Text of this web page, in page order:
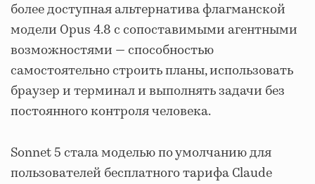
более доступная альтернатива флагманской
модели Opus 4.8 с сопоставимыми агентными
возможностями — способностью
самостоятельно строить планы, использовать
браузер и терминал и выполнять задачи без
постоянного контроля человека.
Sonnet 5 стала моделью по умолчанию для
пользователей бесплатного тарифа Claude